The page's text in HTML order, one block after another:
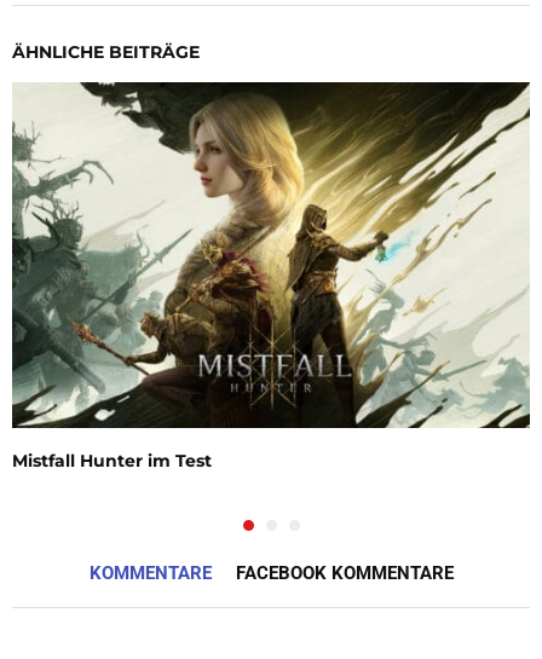
ÄHNLICHE BEITRÄGE
Mistfall Hunter im Test
KOMMENTARE FACEBOOK KOMMENTARE